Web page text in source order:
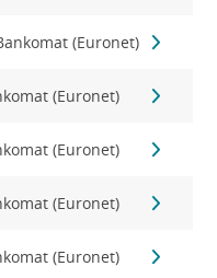
(Euronet)
(Euronet)
(Euronet)
(Euronet)
(Euronet)